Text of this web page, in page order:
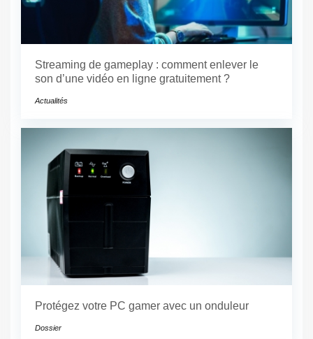
Streaming de gameplay : comment enlever le
son d’une vidéo en ligne gratuitement ?
Actualités
Protégez votre PC gamer avec un onduleur
Dossier